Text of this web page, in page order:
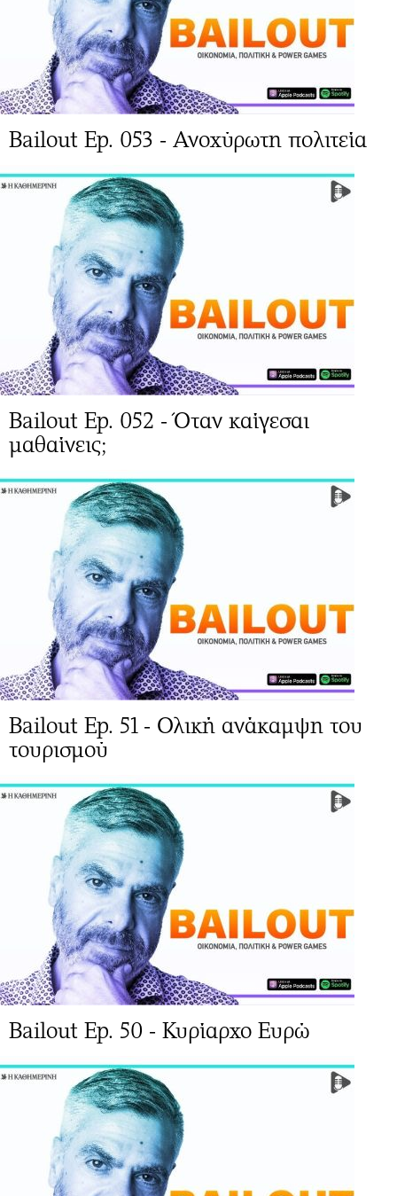
Bailout Ep. 053 - Ανοχύρωτη πολιτεία
Bailout Ep. 052 - Όταν καίγεσαι
μαθαίνεις;
Bailout Ep. 51 - Ολική ανάκαμψη του
τουρισμού
Bailout Ep. 50 - Κυρίαρχο Ευρώ